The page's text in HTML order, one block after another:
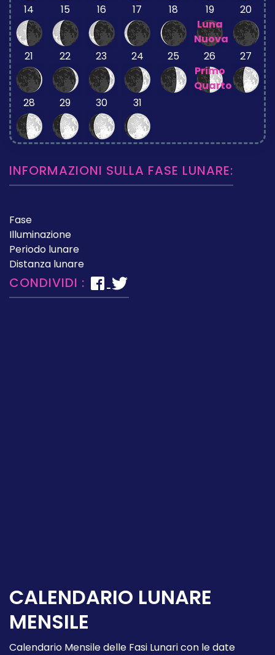
14 15 16 17 18
19
Luna
Nuova
20
21 22 23 24 25
26
Primo
Quarto
27
28 29 30 31
INFORMAZIONI SULLA FASE LUNARE:
Fase
Illuminazione
Periodo lunare
Distanza lunare
CONDIVIDI :
CALENDARIO LUNARE
MENSILE
Calendario Mensile delle Fasi Lunari con le date